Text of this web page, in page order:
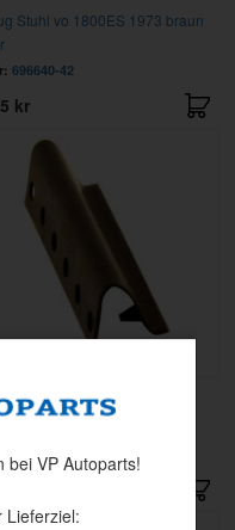
Stuhl vo 1800ES 1973 braun
696640-42
kr
Gummispannband
bei VP Autoparts!
Lieferziel: